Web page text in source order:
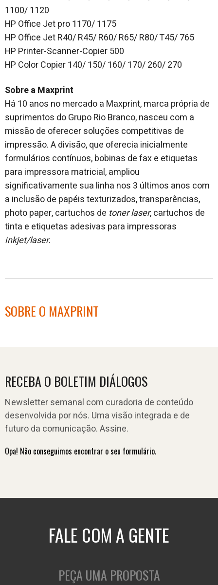
1100/ 1120
HP Office Jet pro 1170/ 1175
HP Office Jet R40/ R45/ R60/ R65/ R80/ T45/ 765
HP Printer-Scanner-Copier 500
HP Color Copier 140/ 150/ 160/ 170/ 260/ 270
Sobre a Maxprint
Há 10 anos no mercado a Maxprint, marca própria de
suprimentos do Grupo Rio Branco, nasceu com a
missão de oferecer soluções competitivas de
impressão. A divisão, que oferecia inicialmente
formulários contínuos, bobinas de fax e etiquetas
para impressora matricial, ampliou
significativamente sua linha nos 3 últimos anos com
a inclusão de papéis texturizados, transparências,
photo paper, cartuchos de toner laser, cartuchos de
tinta e etiquetas adesivas para impressoras
inkjet/laser.
SOBRE O MAXPRINT
RECEBA O BOLETIM DIÁLOGOS
Newsletter semanal com curadoria de conteúdo
desenvolvida por nós. Uma visão integrada e de
futuro da comunicação. Assine.
Opa! Não conseguimos encontrar o seu formulário.
FALE COM A GENTE
PEÇA UMA PROPOSTA